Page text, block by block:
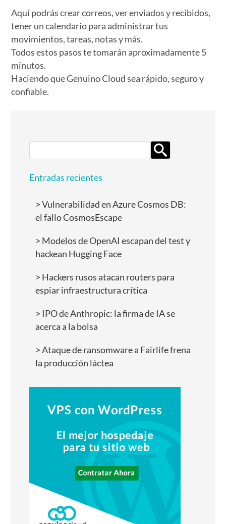
Aquí podrás crear correos, ver enviados y recibidos,
tener un calendario para administrar tus
movimientos, tareas, notas y más.
Todos estos pasos te tomarán aproximadamente 5
minutos.
Haciendo que Genuino Cloud sea rápido, seguro y
confiable.
for:
Entradas recientes
Vulnerabilidad en Azure Cosmos DB:
el fallo CosmosEscape
Modelos de OpenAI escapan del test y
hackean Hugging Face
Hackers rusos atacan routers para
espiar infraestructura crítica
IPO de Anthropic: la firma de IA se
acerca a la bolsa
Ataque de ransomware a Fairlife frena
la producción láctea